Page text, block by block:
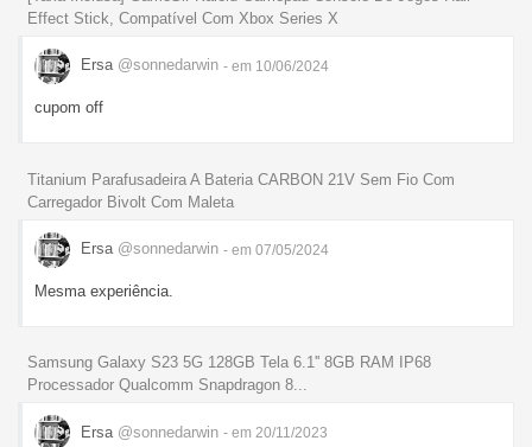
Effect Stick, Compatível Com Xbox Series X
Ersa @sonnedarwin - em 10/06/2024
cupom off
Titanium Parafusadeira A Bateria CARBON 21V Sem Fio Com
Carregador Bivolt Com Maleta
Ersa @sonnedarwin - em 07/05/2024
Mesma experiência.
Samsung Galaxy S23 5G 128GB Tela 6.1'' 8GB RAM IP68
Processador Qualcomm Snapdragon 8...
Ersa @sonnedarwin - em 20/11/2023